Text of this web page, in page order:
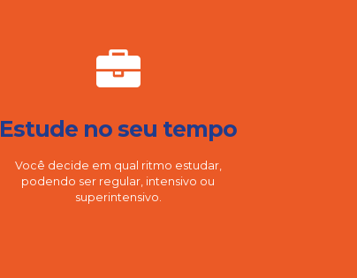
Estude no seu tempo
Você decide em qual ritmo estudar,
podendo ser regular, intensivo ou
superintensivo.